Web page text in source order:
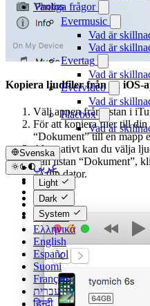
Vanliga frågor
Evermusic
Vad är
Vad är
Evertag
Vad är
Evervideo
Vad är
Flacbox
Vad är
Svenska
عربي
Català
Čeština
Dansk
Deutsch
Ελληνικά
English
Español
Suomi
Français
עברית
हिन्दी
Light
Dark
System
Kopiera ljudfiler från en iOS-
Välj appen från listan i
För att kopiera filer till din
“Dokument” till en mapp
Alternativt kan du välja
från listan “Dokument”,
på din dator.